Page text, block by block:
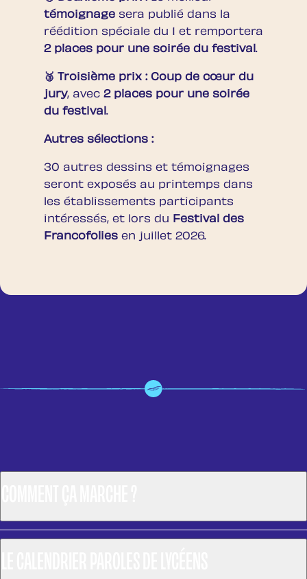
témoignage sera publié dans la
réédition spéciale du 1 et remportera
2 places pour une soirée du festival .
🥉 Troisième prix : Coup de cœur du
jury, avec 2 places pour une soirée
du festival .
Autres sélections :
30 autres dessins et témoignages
seront exposés au printemps dans
les établissements participants
intéressés, et lors du Festival des
Francofolies en juillet 2026.